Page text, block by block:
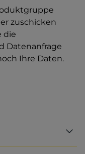
zuschicken
die
Datenanfrage
Ihre Daten.